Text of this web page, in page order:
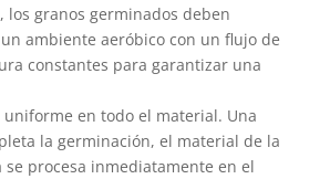
los granos germinados deben
ambiente aeróbico con un flujo de
constantes para garantizar una
en todo el material. Una
la germinación, el material de la
se procesa inmediatamente en el